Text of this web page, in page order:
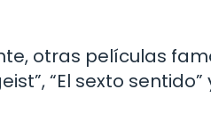
otras películas
“El sexto